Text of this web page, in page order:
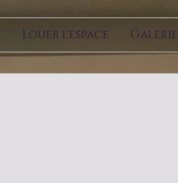
Louer l'espace Galerie